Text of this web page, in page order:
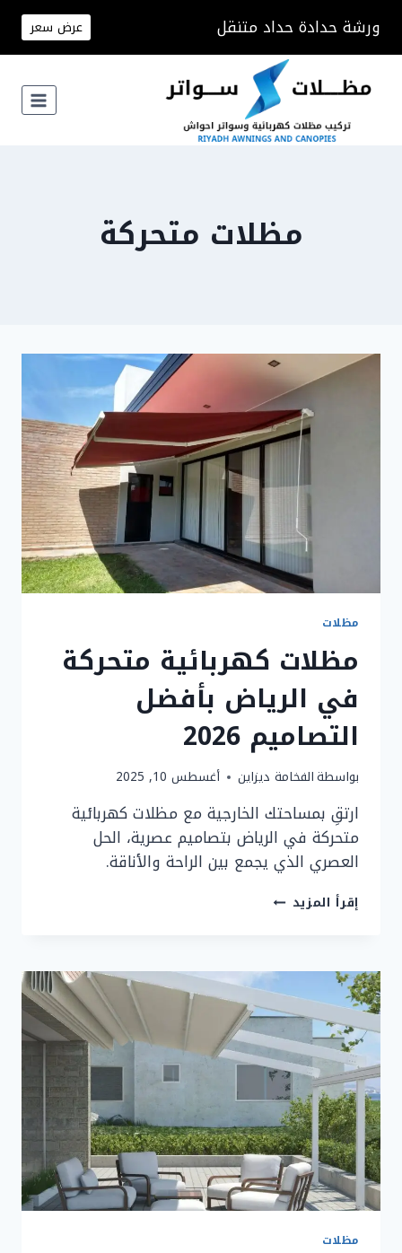
المحتوى
ورشة حدادة حداد متنقل عرض سعر
مظلات متحركة
مظلات
مظلات كهربائية متحركة
في الرياض بأفضل
التصاميم 2026
بواسطةالفخامة ديزاين أغسطس 10, 2025
ارتقِ بمساحتك الخارجية مع مظلات كهربائية
متحركة في الرياض بتصاميم عصرية، الحل
العصري الذي يجمع بين الراحة والأناقة.
إقرأ المزيد مظلات
الرياض
بأفضل
التصاميم
2026
مظلات